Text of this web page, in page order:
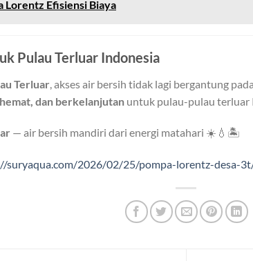
Lorentz Efisiensi Biaya
Pulau Terluar Indonesia
Terluar , akses air bersih tidak lagi bergantung
dan berkelanjutan untuk pulau-pulau terluar
— air bersih mandiri dari energi matahari ☀️💧🏝️
suryaqua.com/2026/02/25/pompa-lorentz-desa-